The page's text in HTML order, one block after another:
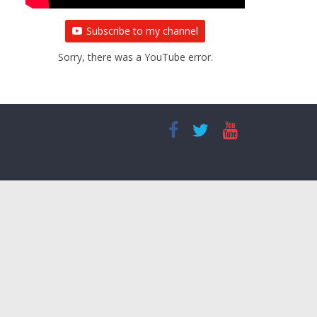
Subscribe to my channel
Sorry, there was a YouTube error.